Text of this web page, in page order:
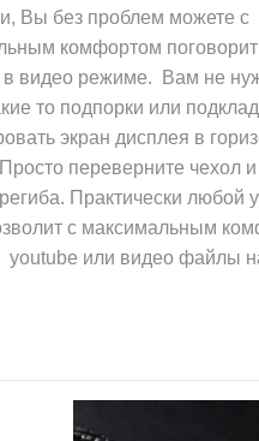
Вы без проблем можете с
комфортом
в видео режиме. Вам не
то подпорки или
экран дисплея в
переверните чехол и
Практически любой
с максимальным
youtube или видео файлы